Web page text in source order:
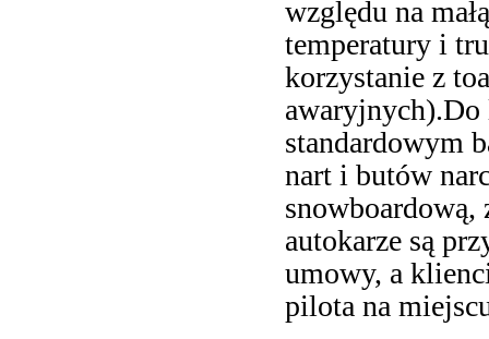
względu na
temperatury i
korzystanie z
awaryjnych).Do
standardowym
nart i butów
snowboardową,
autokarze są
umowy, a
pilota na